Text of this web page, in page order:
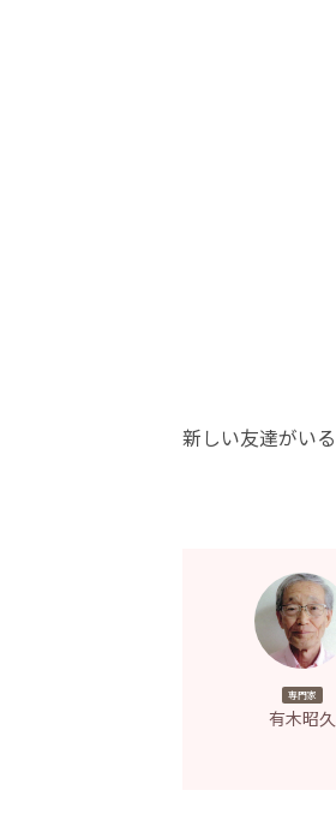
新しい友達がい
専門家
有木昭久